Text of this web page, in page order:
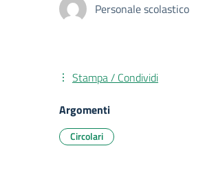
Personale scolastico
Stampa / Condividi
Argomenti
Circolari